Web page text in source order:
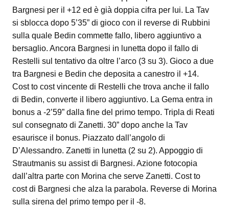
Bargnesi per il +12 ed è già doppia cifra per lui. La Tav
si sblocca dopo 5’35” di gioco con il reverse di Rubbini
sulla quale Bedin commette fallo, libero aggiuntivo a
bersaglio. Ancora Bargnesi in lunetta dopo il fallo di
Restelli sul tentativo da oltre l’arco (3 su 3). Gioco a due
tra Bargnesi e Bedin che deposita a canestro il +14.
Cost to cost vincente di Restelli che trova anche il fallo
di Bedin, converte il libero aggiuntivo. La Gema entra in
bonus a -2’59” dalla fine del primo tempo. Tripla di Reati
sul consegnato di Zanetti. 30” dopo anche la Tav
esaurisce il bonus. Piazzato dall’angolo di
D’Alessandro. Zanetti in lunetta (2 su 2). Appoggio di
Strautmanis su assist di Bargnesi. Azione fotocopia
dall’altra parte con Morina che serve Zanetti. Cost to
cost di Bargnesi che alza la parabola. Reverse di Morina
sulla sirena del primo tempo per il -8.